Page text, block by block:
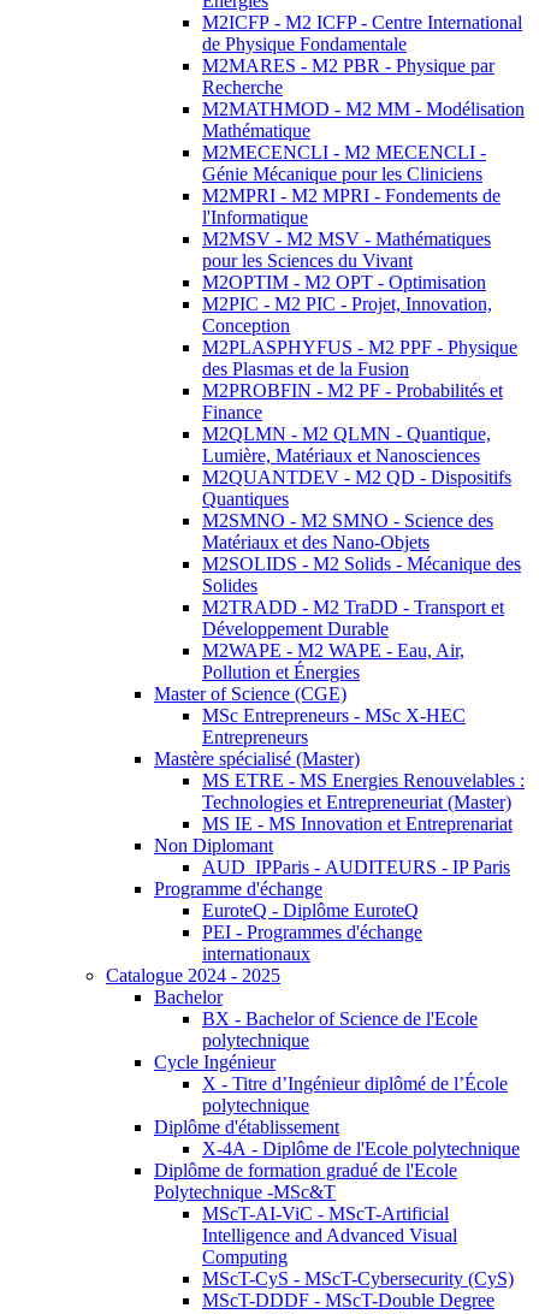
M2ICFP - M2 ICFP - Centre International
de Physique Fondamentale
M2MARES - M2 PBR - Physique par
Recherche
M2MATHMOD - M2 MM - Modélisation
Mathématique
M2MECENCLI - M2 MECENCLI -
Génie Mécanique pour les Cliniciens
M2MPRI - M2 MPRI - Fondements de
l'Informatique
M2MSV - M2 MSV - Mathématiques
pour les Sciences du Vivant
M2OPTIM - M2 OPT - Optimisation
M2PIC - M2 PIC - Projet, Innovation,
Conception
M2PLASPHYFUS - M2 PPF - Physique
des Plasmas et de la Fusion
M2PROBFIN - M2 PF - Probabilités et
Finance
M2QLMN - M2 QLMN - Quantique,
Lumière, Matériaux et Nanosciences
M2QUANTDEV - M2 QD - Dispositifs
Quantiques
M2SMNO - M2 SMNO - Science des
Matériaux et des Nano-Objets
M2SOLIDS - M2 Solids - Mécanique des
Solides
M2TRADD - M2 TraDD - Transport et
Développement Durable
M2WAPE - M2 WAPE - Eau, Air,
Pollution et Énergies
Master of Science (CGE)
MSc Entrepreneurs - MSc X-HEC
Entrepreneurs
Mastère spécialisé (Master)
MS ETRE - MS Energies Renouvelables :
Technologies et Entrepreneuriat (Master)
MS IE - MS Innovation et Entreprenariat
Non Diplomant
AUD_IPParis - AUDITEURS - IP Paris
Programme d'échange
EuroteQ - Diplôme EuroteQ
PEI - Programmes d'échange
internationaux
Catalogue 2024 - 2025
Bachelor
BX - Bachelor of Science de l'Ecole
polytechnique
Cycle Ingénieur
X - Titre d’Ingénieur diplômé de l’École
polytechnique
Diplôme d'établissement
X-4A - Diplôme de l'Ecole polytechnique
Diplôme de formation gradué de l'Ecole
Polytechnique -MSc&T
MScT-AI-ViC - MScT-Artificial
Intelligence and Advanced Visual
Computing
MScT-CyS - MScT-Cybersecurity (CyS)
MScT-DDDF - MScT-Double Degree